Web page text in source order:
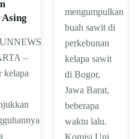
–
kelapa
mengumpulkan
buah sawit di
perkebunan
kelapa sawit
di Bogor,
Jawa Barat,
beberapa
waktu lalu.
Komisi Uni